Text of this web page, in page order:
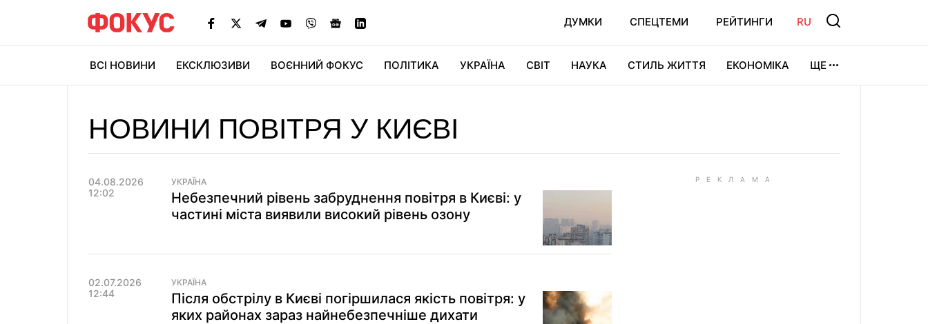
ДУМКИ СПЕЦТЕМИ РЕЙТИНГИ RU
ВСІ НОВИНИ ЕКСКЛЮЗИВИ ВОЄННИЙ ФОКУС ПОЛІТИКА УКРАЇНА СВІТ НАУКА СТИЛЬ ЖИТТЯ ЕКОНОМІКА ЩЕ
НОВИНИ ПОВІТРЯ У КИЄВІ
04.08.2026
12:02
УКРАЇНА
Небезпечний рівень забруднення повітря в Києві: у
частині міста виявили високий рівень озону
02.07.2026
12:44
УКРАЇНА
Після обстрілу в Києві погіршилася якість повітря: у
яких районах зараз найнебезпечніше дихати